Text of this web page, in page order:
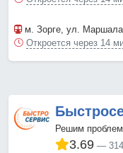
м. Зорге, ул.
Откроется через 14
Решим
3.69